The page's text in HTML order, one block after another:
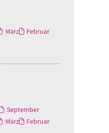
März
Februar
September
März
Februar